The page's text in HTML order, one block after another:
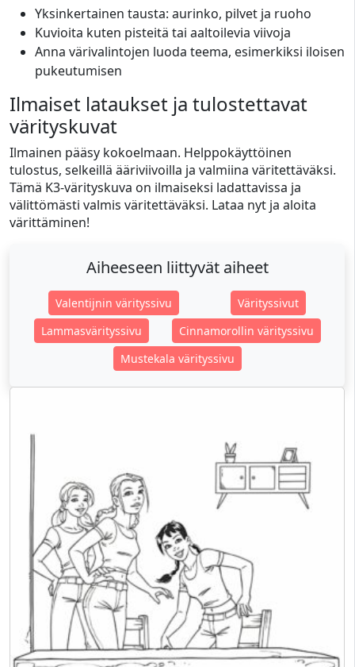
Yksinkertainen tausta: aurinko, pilvet ja ruoho
Kuvioita kuten pisteitä tai aaltoilevia viivoja
Anna värivalintojen luoda teema, esimerkiksi iloisen
pukeutumisen
Ilmaiset lataukset ja tulostettavat
värityskuvat
Ilmainen pääsy kokoelmaan. Helppokäyttöinen
tulostus, selkeillä ääriviivoilla ja valmiina väritettäväksi.
Tämä K3-värityskuva on ilmaiseksi ladattavissa ja
välittömästi valmis väritettäväksi. Lataa nyt ja aloita
värittäminen!
Aiheeseen liittyvät aiheet
Valentijnin värityssivu
Värityssivut
Lammasvärityssivu
Cinnamorollin värityssivu
Mustekala värityssivu